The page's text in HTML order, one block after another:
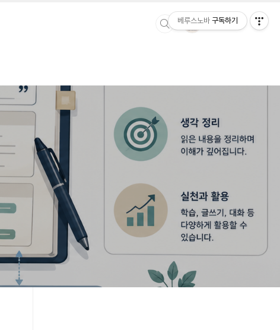
베루스노바 구독하기